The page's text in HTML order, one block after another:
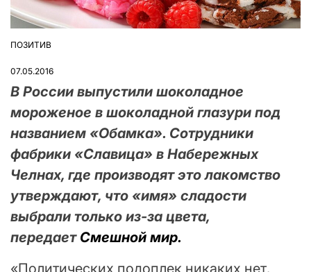
ОПУБЛІКУВАТИ
ПОЗИТИВ
07.05.2016
В России выпустили шоколадное
мороженое в шоколадной глазури под
названием «Обамка». Сотрудники
фабрики «Славица» в Набережных
Челнах, где производят это лакомство
утверждают, что «имя» сладости
выбрали только из-за цвета,
передает Смешной мир.
«Политических подоплек никаких нет.